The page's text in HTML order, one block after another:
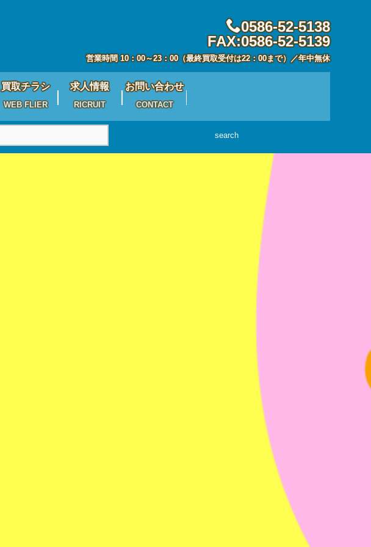
0586-52-5138
FAX:0586-52-5139
営業時間 10：00～23：00（最終買取受付は22：00まで）／年中無休
買取チラシ
WEB FLIER
求人情報
RICRUIT
お問い合わせ
CONTACT
search